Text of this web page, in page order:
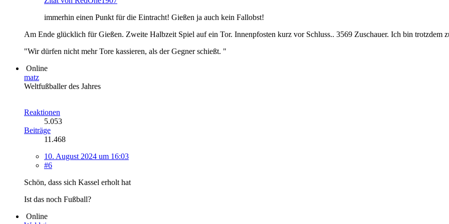
immerhin einen Punkt für die Eintracht! Gießen ja auch kein Fallobst!
Am Ende glücklich für Gießen. Zweite Halbzeit Spiel auf ein Tor. Innenpfosten kurz vor Schluss.. 3569 Zuschauer. Ich bin trotzdem
"Wir dürfen nicht mehr Tore kassieren, als der Gegner schießt. "
Online
matz
Weltfußballer des Jahres
Reaktionen
5.053
Beiträge
11.468
10. August 2024 um 16:03
#6
Schön, dass sich Kassel erholt hat
Ist das noch Fußball?
Online